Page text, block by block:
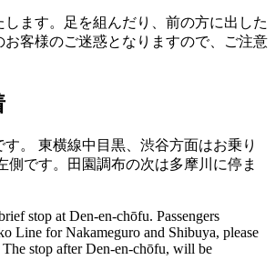
します。足を組んだり、前の方に出した
お客様のご迷惑となりますので、ご注意
。 東横線中目黒、渋谷方面はお乗り
側です。田園調布の次は多摩川に停ま
stop at Den-en-chōfu. Passengers
Line for Nakameguro and Shibuya, please
The stop after Den-en-chōfu, will be